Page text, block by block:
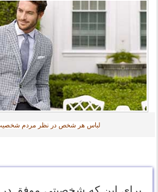
لباس هر شخص در نظر مردم شخصیت